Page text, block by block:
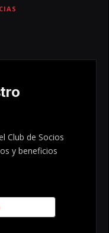
Club de Socios
y beneficios